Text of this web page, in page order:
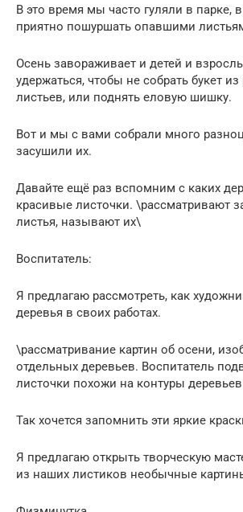
В это время мы часто гуляли в парке,
приятно пошуршать опавшими
Осень завораживает и детей и
удержаться, чтобы не собрать букет
листьев, или поднять еловую шишку.
Вот и мы с вами собрали много
засушили их.
Давайте ещё раз вспомним с каких
красивые листочки. \рассматривают
листья, называют их\
Воспитатель:
Я предлагаю рассмотреть, как
деревья в своих работах.
\рассматривание картин об осени,
отдельных деревьев. Воспитатель
листочки похожи на контуры
Так хочется запомнить эти яркие
Я предлагаю открыть творческую
из наших листиков необычные